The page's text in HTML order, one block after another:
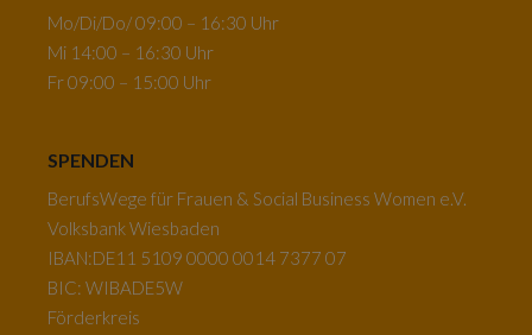
Mo/Di/Do/ 09:00 – 16:30 Uhr
Mi 14:00 – 16:30 Uhr
Fr 09:00 – 15:00 Uhr
SPENDEN
BerufsWege für Frauen & Social Business Women e.V.
Volksbank Wiesbaden
IBAN:DE11 5109 0000 0014 7377 07
BIC: WIBADE5W
Förderkreis